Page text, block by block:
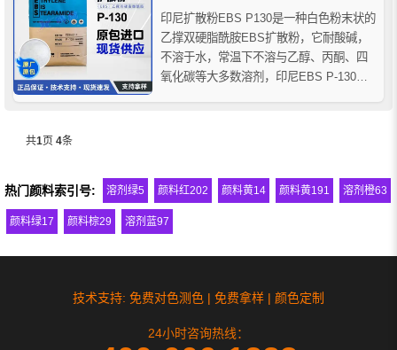
印尼扩散粉EBS P130是一种白色粉末状的
乙撑双硬脂酰胺EBS扩散粉，它耐酸碱，
不溶于水，常温下不溶与乙醇、丙酮、四
氧化碳等大多数溶剂，印尼EBS P-130扩
共1页 4条
热门颜料索引号: 溶剂绿5 颜料红202 颜料黄14 颜料黄191 溶剂橙63
颜料绿17 颜料棕29 溶剂蓝97
技术支持: 免费对色测色 | 免费拿样 | 颜色定制
24小时咨询热线：